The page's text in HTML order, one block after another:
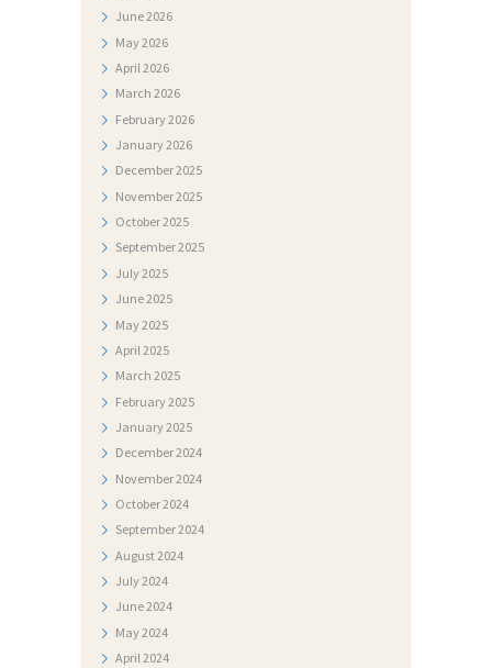
June2026
May2026
April 2026
March 2026
February2026
January2026
December2025
November2025
October2025
September2025
July2025
June2025
May2025
April 2025
March 2025
February2025
January2025
December2024
November2024
October2024
September2024
August2024
July2024
June2024
May2024
April2024